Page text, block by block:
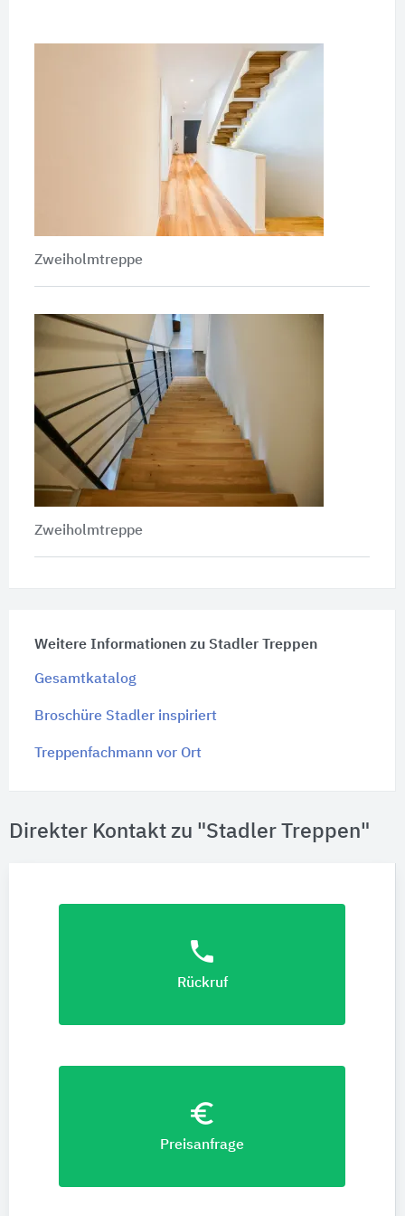
Zweiholmtreppe
Zweiholmtreppe
Weitere Informationen zu Stadler Treppen
Gesamtkatalog
Broschüre Stadler inspiriert
Treppenfachmann vor Ort
Direkter Kontakt zu "Stadler Treppen"
phone
Rückruf
euro_symbol
Preisanfrage